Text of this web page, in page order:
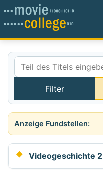
Teil des Titels eingeben
Filter
Anzeige #
Videogeschichte 2